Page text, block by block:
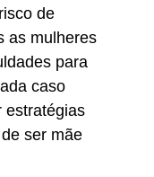
de
as mulheres
para
caso
estratégias
ser mãe